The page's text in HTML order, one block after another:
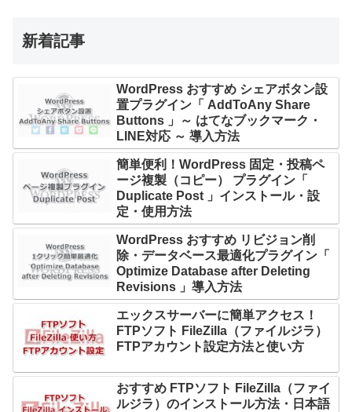
新着記事
WordPress おすすめ シェアボタン設
置プラグイン「 AddToAny Share
Buttons 」～ はてなブックマーク・
LINE対応 ～ 導入方法
簡単便利！WordPress 固定・投稿ペ
ージ複製（コピー） プラグイン「
Duplicate Post 」インストール・設
定・使用方法
WordPress おすすめ リビジョン削
除・データベース最適化プラグイン「
Optimize Database after Deleting
Revisions 」導入方法
エックスサーバーに簡単アクセス！
FTPソフト FileZilla（ファイルジラ）
FTPアカウント設定方法と使い方
おすすめ FTPソフト FileZilla（ファイ
ルジラ）のインストール方法・日本語